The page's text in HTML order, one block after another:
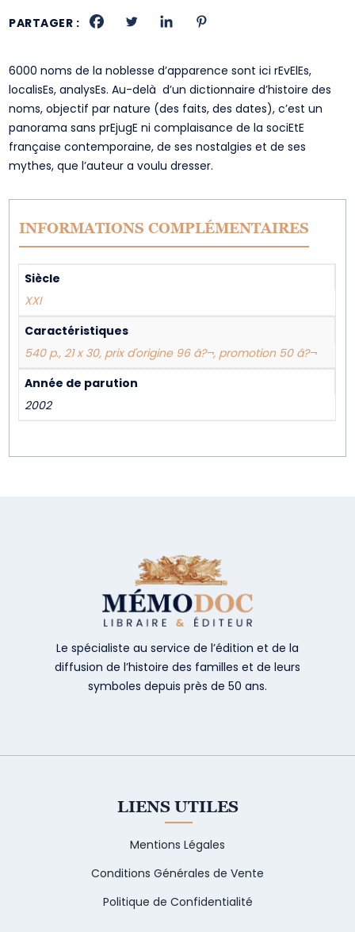
PARTAGER :
6000 noms de la noblesse d’apparence sont ici rEvElEs,
localisEs, analysEs. Au-delà d’un dictionnaire d’histoire des
noms, objectif par nature (des faits, des dates), c’est un
panorama sans prEjugE ni complaisance de la sociEtE
française contemporaine, de ses nostalgies et de ses
mythes, que l’auteur a voulu dresser.
INFORMATIONS COMPLÉMENTAIRES
Siècle
XXI
Caractéristiques
540 p., 21 x 30, prix d'origine 96 â?¬, promotion 50 â?¬
Année de parution
2002
Le spécialiste au service de l’édition et de la
diffusion de l’histoire des familles et de leurs
symboles depuis près de 50 ans.
LIENS UTILES
Mentions Légales
Conditions Générales de Vente
Politique de Confidentialité